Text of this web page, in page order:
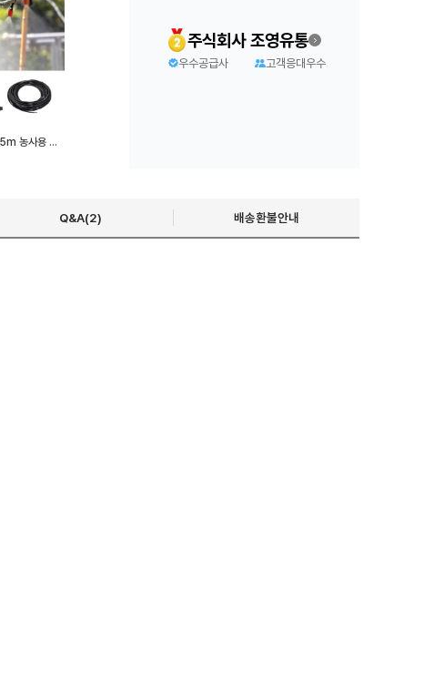
원예 스프링클러 세트 15m 농사용 잔디 자동물주기
주식회사 조영유통
우수공급사 고객응대우수
Q&A(2) 배송환불안내